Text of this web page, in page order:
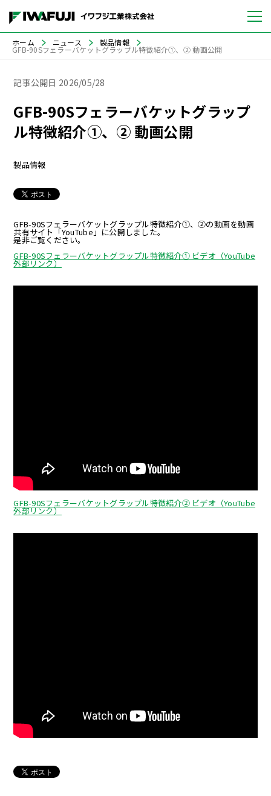
ホーム ニュース 製品情報
GFB-90Sフェラーバケットグラップル特徴紹介①、② 動画公開
記事公開日 2026/05/28
GFB-90Sフェラーバケットグラップ
ル特徴紹介①、② 動画公開
製品情報
GFB-90Sフェラーバケットグラップル特徴紹介①、②の動画を動画
共有サイト「YouTube」に公開しました。
是非ご覧ください。
GFB-90Sフェラーバケットグラップル特徴紹介① ビデオ（YouTube
外部リンク）
GFB-90Sフェラーバケットグラップル特徴紹介② ビデオ（YouTube
外部リンク）